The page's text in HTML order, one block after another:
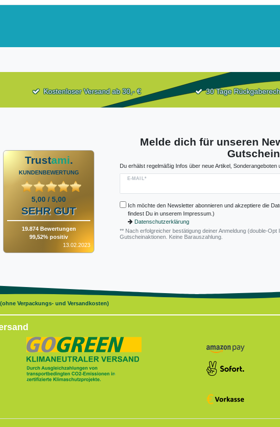
Kostenloser Versand ab 30,- € 30 Tage
Trustami.
KUNDENBEWERTUNG
5,00 / 5,00
SEHR GUT
19.874 Bewertungen
99,52% positiv
13.02.2023
Melde dich für unseren
Du erhälst regelmäßig Infos über neue Artikel, Sonderangeboten
E-MAIL*
Ich möchte den Newsletter abonnieren und akzeptiere die
findest Du in unserem Impressum.)
Datenschutzerklärung
** Nach erfolgreicher bestätigung deiner Anmeldung (double-
Gutscheinaktionen. Keine Barauszahlung.
Verpackungs- und Versandkosten)